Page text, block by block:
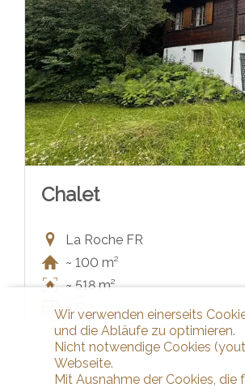
Chalet
La Roche FR
~ 100 m²
~ 518 m²
4.5
Wir verwenden einerseits
und die Abläufe zu optimieren.
Nicht notwendige Cookies
Webseite.
Mit Ausnahme der Cookies,